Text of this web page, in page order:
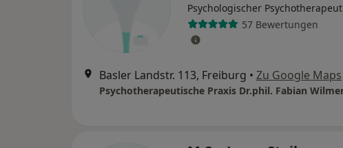
Psychologischer Psychotherapeut
57 Bewertungen
Basler Landstr. 113, Freiburg • Zu Google Maps